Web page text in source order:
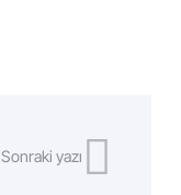
Sonraki yazı